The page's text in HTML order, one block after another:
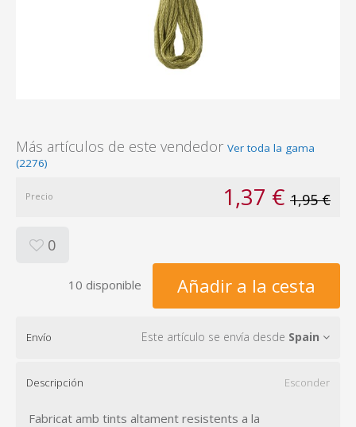
Más artículos de este vendedor Ver toda la gama
(2276)
Precio 1,37 € 1,95 €
0
10 disponible Añadir a la cesta
Envío Este artículo se envía desde Spain
Descripción Esconder
Fabricat amb tints altament resistents a la